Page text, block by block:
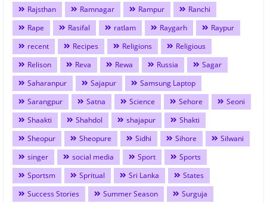
Rajsthan
Ramnagar Rampur
Ranchi
Rape
Rasifal ratlam Raygarh
Raypur
recent
Recipes Religions
Religious
Relison
Reva Rewa Russia
Sagar
Saharanpur
Sajapur
Samsung Laptop
Sarangpur
Satna Science Sehore
Seoni
Shaakti
Shahdol shajapur
Shakti
Sheopur
Sheopure Sidhi Sihore
Silwani
singer
social media Sport
Sports
Sportsm
Spritual Sri Lanka
States
Success Stories
Summer Season
Surguja